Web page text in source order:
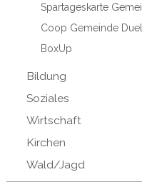
Spartageskarte
Coop Gemeinde Duell
BoxUp
Bildung
Soziales
Wirtschaft
Kirchen
Wald/Jagd